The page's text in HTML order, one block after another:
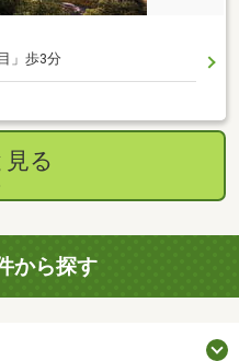
」歩3分
見る
から探す